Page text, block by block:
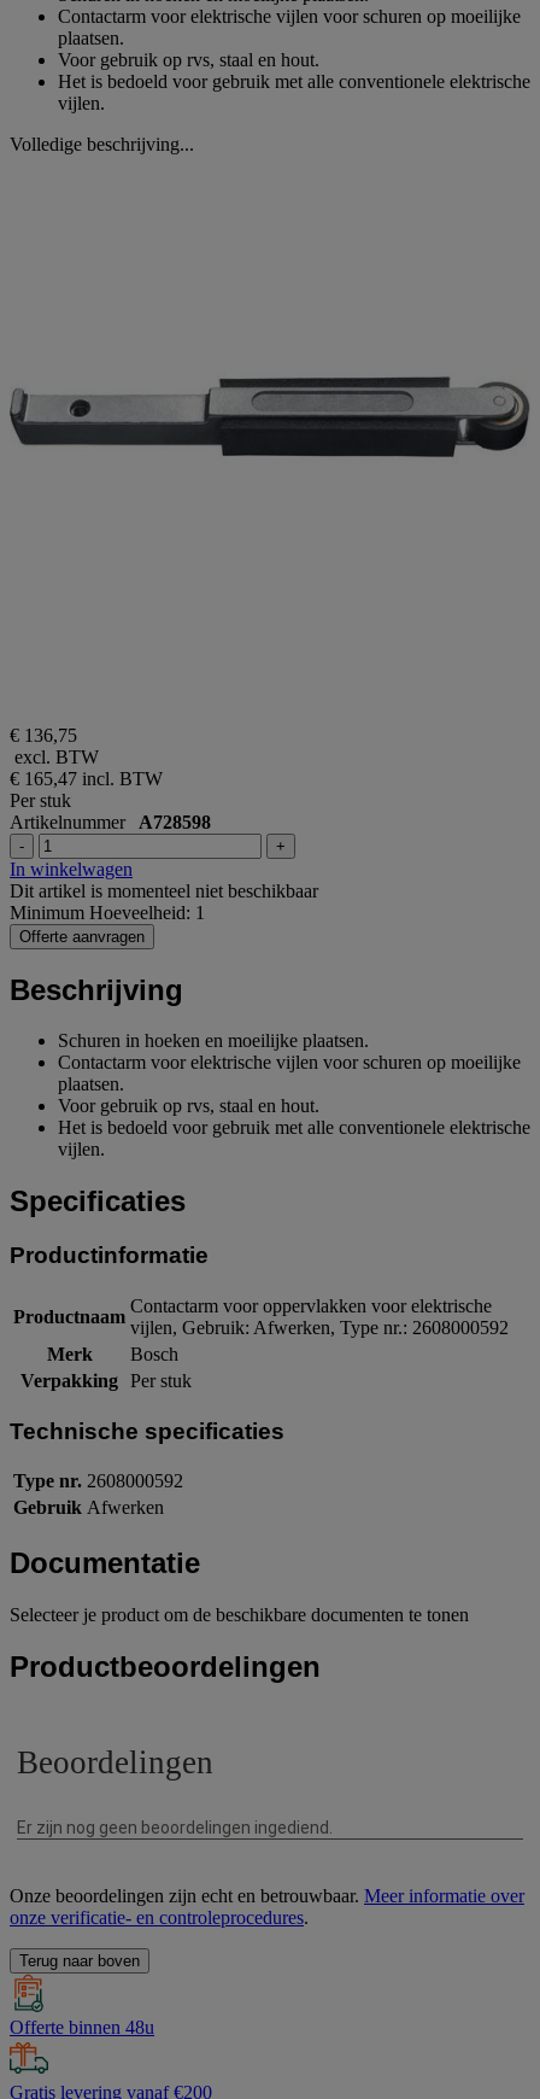
Contactarm voor elektrische vijlen voor schuren op moeilijke
plaatsen.
Voor gebruik op rvs, staal en hout.
Het is bedoeld voor gebruik met alle conventionele elektrische
vijlen.
Volledige beschrijving...
€ 136,75
excl. BTW
€ 165,47 incl. BTW
Per stuk
Artikelnummer A728598
- +
In winkelwagen
Dit artikel is momenteel niet beschikbaar
Minimum Hoeveelheid: 1
Offerte aanvragen
Beschrijving
Schuren in hoeken en moeilijke plaatsen.
Contactarm voor elektrische vijlen voor schuren op moeilijke
plaatsen.
Voor gebruik op rvs, staal en hout.
Het is bedoeld voor gebruik met alle conventionele elektrische
vijlen.
Specificaties
Productinformatie
Productnaam
Contactarm voor oppervlakken voor elektrische
vijlen, Gebruik: Afwerken, Type nr.: 2608000592
Merk
Bosch
Verpakking Per stuk
Technische specificaties
Type nr. 2608000592
Gebruik Afwerken
Documentatie
Selecteer je product om de beschikbare documenten te tonen
Productbeoordelingen
Onze beoordelingen zijn echt en betrouwbaar. Meer informatie over
onze verificatie- en controleprocedures.
Terug naar boven
Offerte binnen 48u
Gratis levering vanaf €200